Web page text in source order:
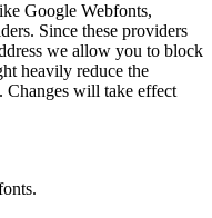
Google Webfonts,
Since these providers
we allow you to block
heavily reduce the
Changes will take effect